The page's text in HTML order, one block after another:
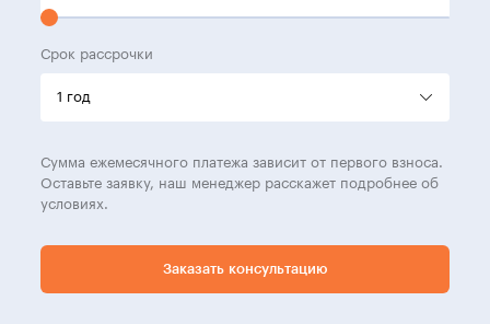
Срок рассрочки
Сумма ежемесячного платежа зависит от первого взноса.
Оставьте заявку, наш менеджер расскажет подробнее об
условиях.
Заказать консультацию